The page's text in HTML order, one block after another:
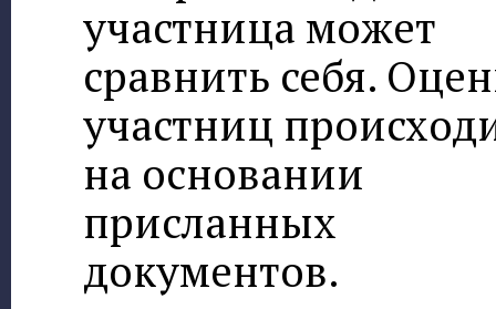
участница может
сравнить себя.
участниц
на основании
присланных
документов.